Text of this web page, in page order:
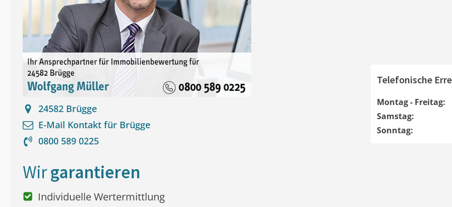
24582 Brügge
E-Mail Kontakt für Brügge
0800 589 0225
Telefonische
Montag - Freitag:
Samstag:
Sonntag:
Wirgarantieren
Individuelle Wertermittlung